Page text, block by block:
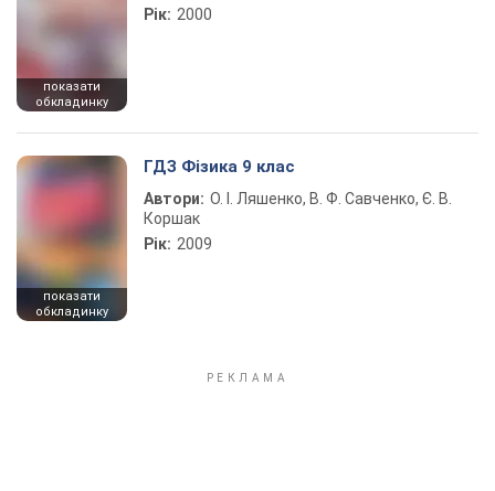
показати
обкладинку
Рік: 2000
показати
обкладинку
ГДЗ Фізика 9 клас
Автори: О. І. Ляшенко, В. Ф. Савченко, Є. В.
Коршак
Рік: 2009